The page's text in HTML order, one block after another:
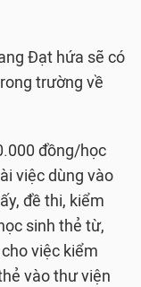
Đạt hứa sẽ có
trường về
đồng/học
việc dùng vào
đề thi, kiểm
sinh thẻ từ,
việc kiểm
vào thư viện